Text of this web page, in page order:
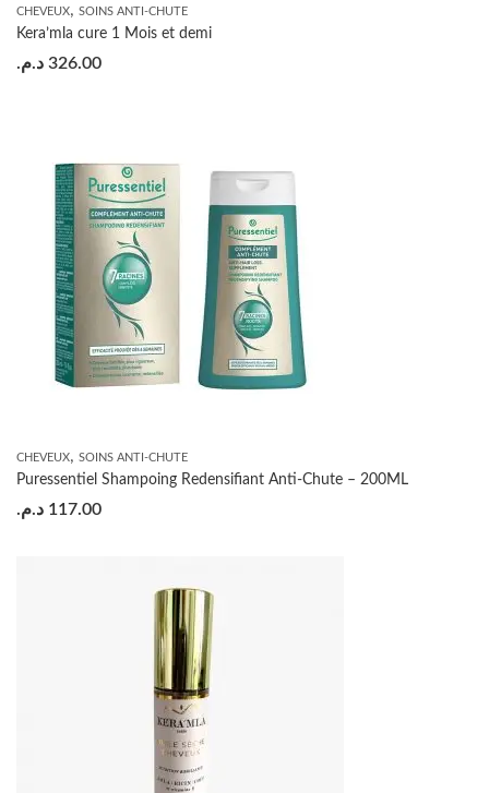
CHEVEUX, SOINS ANTI-CHUTE
Kera’mla cure 1 Mois et demi
326.00 د.م.
CHEVEUX, SOINS ANTI-CHUTE
Puressentiel Shampoing Redensifiant Anti-Chute – 200ML
117.00 د.م.